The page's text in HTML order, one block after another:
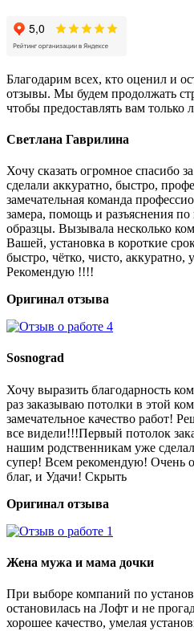
Благодарим всех, кто оценил и
отзывы. Мы будем продолжать
чтобы предоставлять вам только
Светлана Гаврилина
Хочу сказать огромное спасибо
сделали аккуратно, быстро,
замечательная команда
замера, помощь и разъяснения по
образцы. Вызывала несколько
Вашей, установка в короткие
быстро, чётко, чисто, аккуратно,
Рекомендую !!!!
Оригинал отзыва
Sosnograd
Хочу выразить благодарность
раз заказываю потолки в этой
замечательное качество работ!
все видели!!!Первый потолок
нашим родственникам уже
супер! Всем рекомендую! Очень
благ, и Удачи! Скрыть
Оригинал отзыва
Жена мужа и мама дочки
При выборе компаний по
остановилась на Лофт и не
хорошее качество, умелая